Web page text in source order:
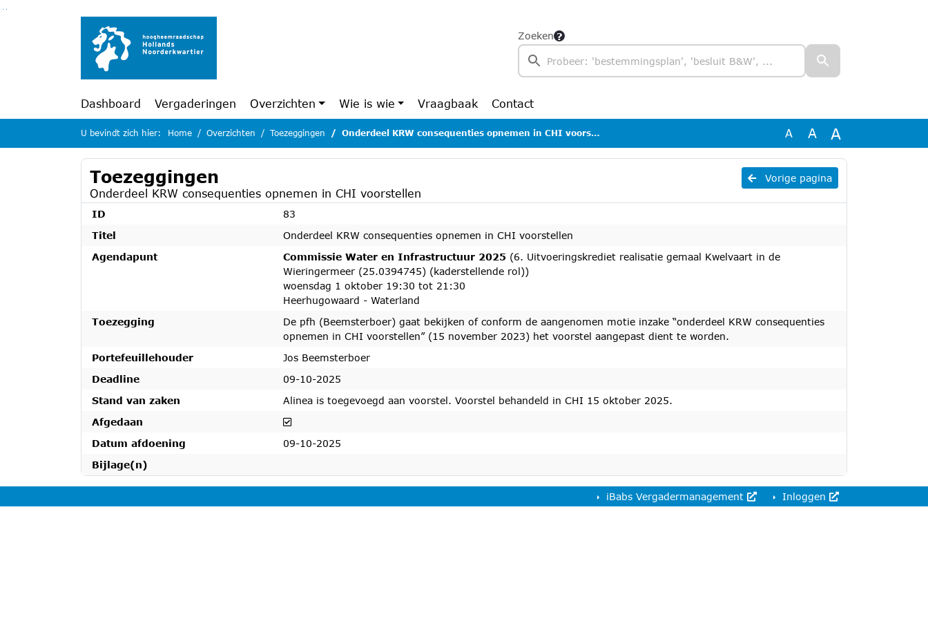
Ga naar de inhoud van deze pagina
Ga naar het zoeken
Ga naar het menu
Zoeken
Dashboard Vergaderingen Overzichten Wie is wie Vraagbaak Contact
U bevindt zich hier: Home Overzichten Toezeggingen Onderdeel KRW consequenties opnemen in CHI voorstellen A A A
Vorige pagina
Toezeggingen
Onderdeel KRW consequenties opnemen in CHI voorstellen
ID
83
Titel
Onderdeel KRW consequenties opnemen in CHI voorstellen
Agendapunt
Commissie Water en Infrastructuur 2025 (6. Uitvoeringskrediet realisatie gemaal Kwelvaart in de
Wieringermeer (25.0394745) (kaderstellende rol))
woensdag 1 oktober 19:30 tot 21:30
Heerhugowaard - Waterland
Toezegging
De pfh (Beemsterboer) gaat bekijken of conform de aangenomen motie inzake “onderdeel KRW consequenties
opnemen in CHI voorstellen” (15 november 2023) het voorstel aangepast dient te worden.
Portefeuillehouder
Jos Beemsterboer
Deadline
09-10-2025
Stand van zaken
Alinea is toegevoegd aan voorstel. Voorstel behandeld in CHI 15 oktober 2025.
Afgedaan
Afgedaan
Datum afdoening
09-10-2025
Bijlage(n)
iBabs Vergadermanagement Inloggen